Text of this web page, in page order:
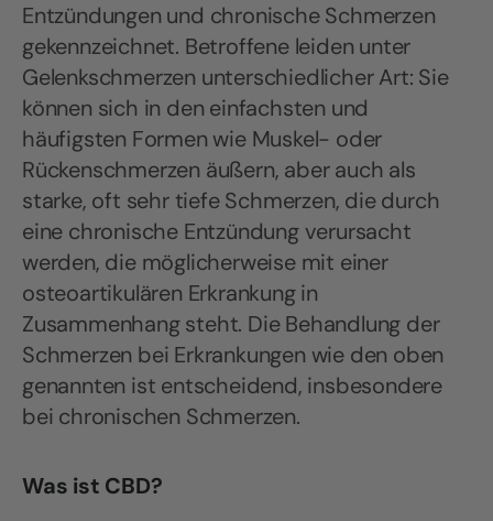
Entzündungen und chronische Schmerzen
gekennzeichnet. Betroffene leiden unter
Gelenkschmerzen unterschiedlicher Art: Sie
können sich in den einfachsten und
häufigsten Formen wie Muskel- oder
Rückenschmerzen äußern, aber auch als
starke, oft sehr tiefe Schmerzen, die durch
eine chronische Entzündung verursacht
werden, die möglicherweise mit einer
osteoartikulären Erkrankung in
Zusammenhang steht. Die Behandlung der
Schmerzen bei Erkrankungen wie den oben
genannten ist entscheidend, insbesondere
bei chronischen Schmerzen.
Was ist CBD?